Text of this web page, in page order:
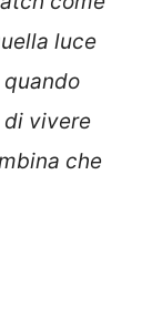
luce
vivere
che